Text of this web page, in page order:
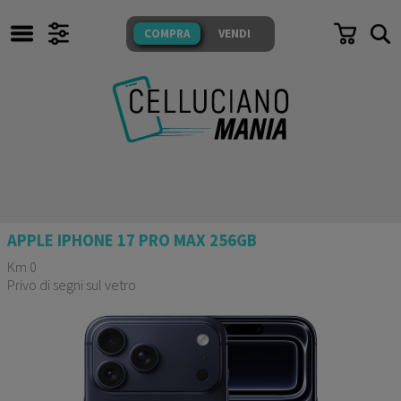
COMPRA VENDI
TUTTI I NOSTRI PRODOTTI
SONO TESTATI E GARANTITI
COMPRA
VENDI
FACEBOOK
INSTAGRAM
Mail
Domande
e Risposte
APPLE IPHONE 17 PRO MAX 256GB
Km 0
Privo di segni sul vetro